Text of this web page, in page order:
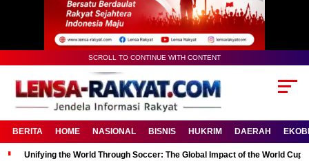
SCROLL TO CONTINUE WITH CONTENT
BERITA HOME NASIONAL BISNIS HUKRIM DAERAH
Unifying the World Through Soccer: The Global Impact of the World Cup